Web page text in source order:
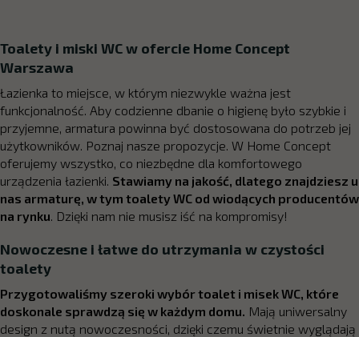
Toalety i miski WC w ofercie Home Concept
Warszawa
Łazienka to miejsce, w którym niezwykle ważna jest
funkcjonalność. Aby codzienne dbanie o higienę było szybkie i
przyjemne, armatura powinna być dostosowana do potrzeb jej
użytkowników. Poznaj nasze propozycje. W Home Concept
oferujemy wszystko, co niezbędne dla komfortowego
urządzenia łazienki. Stawiamy na jakość, dlatego znajdziesz u
nas armaturę, w tym toalety WC od wiodących producentów
na rynku. Dzięki nam nie musisz iść na kompromisy!
Nowoczesne i łatwe do utrzymania w czystości
toalety
Przygotowaliśmy szeroki wybór toalet i misek WC, które
doskonale sprawdzą się w każdym domu. Mają uniwersalny
design z nutą nowoczesności, dzięki czemu świetnie wyglądają